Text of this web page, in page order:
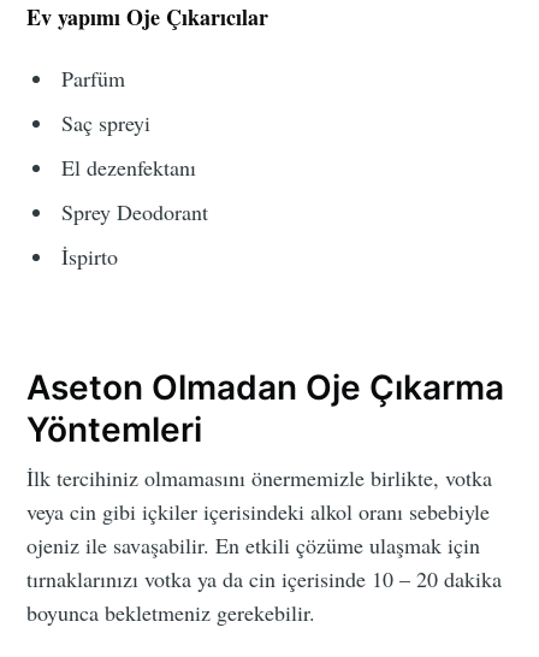
Ev yapımı Oje Çıkarıcılar
Parfüm
Saç spreyi
El dezenfektanı
Sprey Deodorant
İspirto
Aseton Olmadan Oje Çıkarma
Yöntemleri
İlk tercihiniz olmamasını önermemizle birlikte, votka
veya cin gibi içkiler içerisindeki alkol oranı sebebiyle
ojeniz ile savaşabilir. En etkili çözüme ulaşmak için
tırnaklarınızı votka ya da cin içerisinde 10 – 20 dakika
boyunca bekletmeniz gerekebilir.